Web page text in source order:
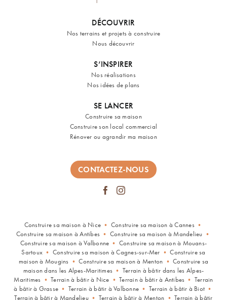
DÉCOUVRIR
Nos terrains et projets à construire
Nous découvrir
S’INSPIRER
Nos réalisations
Nos idées de plans
SE LANCER
Construire sa maison
Construire son local commercial
Rénover ou agrandir ma maison
CONTACTEZ-NOUS
Construire sa maison à Nice • Construire sa maison à Cannes•
Construire sa maison à Antibes • Construire sa maison à Mandelieu •
Construire sa maison à Valbonne • Construire sa maison à Mouans-
Sartoux • Construire sa maison à Cagnes-sur-Mer •Construire sa
maison à Mougins •Construire sa maison à Menton •Construire sa
maison dans les Alpes-Maritimes • Terrain à bâtir dans les Alpes-
Maritimes •Terrain à bâtir à Nice •Terrain à bâtir à Antibes • Terrain
à bâtir à Grasse • Terrain à bâtir à Valbonne • Terrain à bâtir à Biot •
Terrain à bâtir à Mandelieu• Terrain à bâtir à Menton •Terrain à bâtir